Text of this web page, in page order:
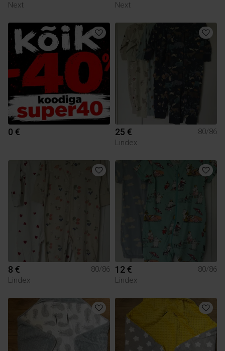
Next
Next
0 € 25 €
80/86
Lindex
8 €
80/86
Lindex
12 €
80/86
Lindex